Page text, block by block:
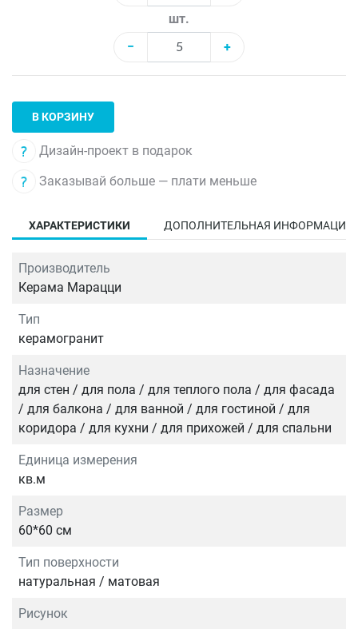
шт.
−
+
В КОРЗИНУ
Дизайн-проект в подарок
Заказывай больше — плати меньше
ХАРАКТЕРИСТИКИ ДОПОЛНИТЕЛЬНАЯ ИНФОРМАЦИЯ
Производитель
Керама Марацци
Тип
керамогранит
Назначение
для стен / для пола / для теплого пола / для фасада
/ для балкона / для ванной / для гостиной / для
коридора / для кухни / для прихожей / для спальни
Единица измерения
кв.м
Размер
60*60 см
Тип поверхности
натуральная / матовая
Рисунок